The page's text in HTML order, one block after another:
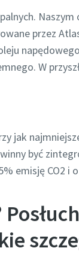
przez
W
jak
być
emisję CO2 i